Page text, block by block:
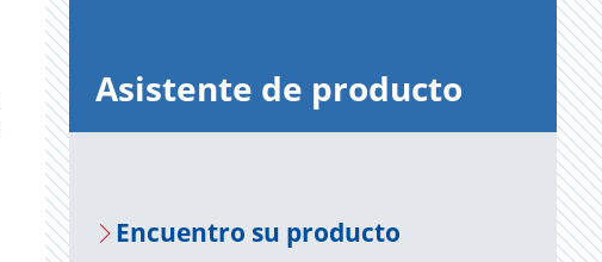
Asis­ten­te de pro­duc­to
En­cuen­tro su pro­duc­to